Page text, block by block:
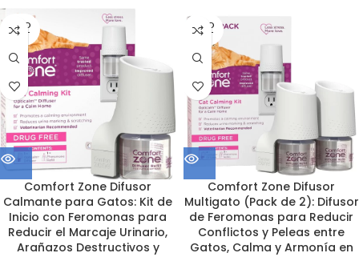
SOLD
OUT
Comfort Zone Difusor
Calmante para Gatos: Kit de
Inicio con Feromonas para
Reducir el Marcaje Urinario,
Arañazos Destructivos y
SOLD
OUT
Comfort Zone Difusor
Multigato (Pack de 2): Difusor
de Feromonas para Reducir
Conflictos y Peleas entre
Gatos, Calma y Armonía en